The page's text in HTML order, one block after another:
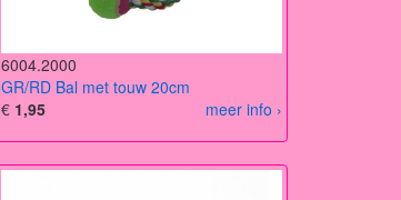
6004.2000
GR/RD Bal met touw 20cm
meer info ›
€ 1,95